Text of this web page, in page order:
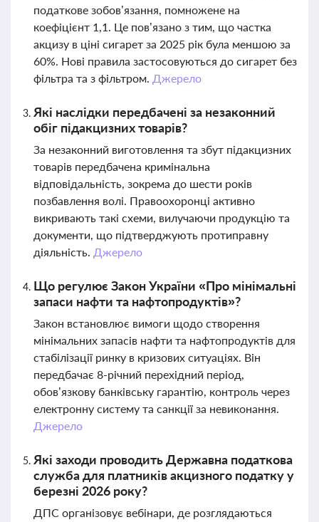
податкове зобов’язання, помножене на
коефіцієнт 1,1. Це пов’язано з тим, що частка
акцизу в ціні сигарет за 2025 рік була меншою за
60%. Нові правила застосовуються до сигарет без
фільтра та з фільтром. Джерело
Які наслідки передбачені за незаконний
обіг підакцизних товарів?
За незаконний виготовлення та збут підакцизних
товарів передбачена кримінальна
відповідальність, зокрема до шести років
позбавлення волі. Правоохоронці активно
викривають такі схеми, вилучаючи продукцію та
документи, що підтверджують протиправну
діяльність. Джерело
Що регулює Закон України «Про мінімальні
запаси нафти та нафтопродуктів»?
Закон встановлює вимоги щодо створення
мінімальних запасів нафти та нафтопродуктів для
стабілізації ринку в кризових ситуаціях. Він
передбачає 8-річний перехідний період,
обов’язкову банківську гарантію, контроль через
електронну систему та санкції за невиконання.
Джерело
Які заходи проводить Державна податкова
служба для платників акцизного податку у
березні 2026 року?
ДПС організовує вебінари, де розглядаються